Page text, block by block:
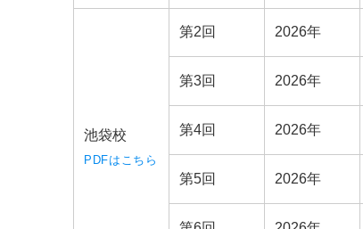
池袋校
PDFはこちら
第2回 2026年
第3回 2026年
第4回 2026年
第5回 2026年